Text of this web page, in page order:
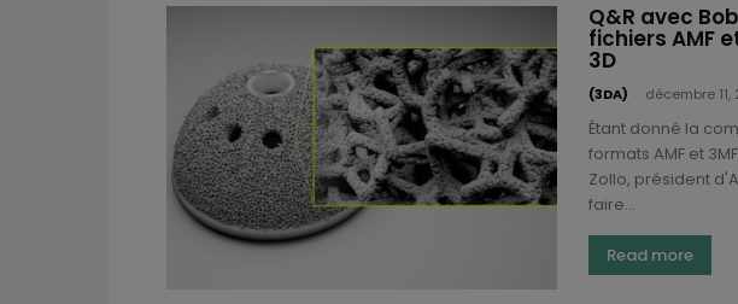
Q&R avec
fichiers AMF
3D
(3DA) décembre 11,
Étant donné la
formats AMF et
Zollo, président
faire...
Read more